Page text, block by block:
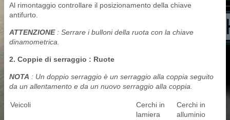
Al rimontaggio controllare il posizionamento della chiave
antifurto.
ATTENZIONE: Serrare i bulloni della ruota con la chiave
dinamometrica.
2. Coppie di serraggio : Ruote
NOTA : Un doppio serraggio è un serraggio alla coppia seguito
da un allentamento e da un nuovo serraggio alla coppia.
Veicoli
Cerchi in
lamiera
Cerchi in
alluminio